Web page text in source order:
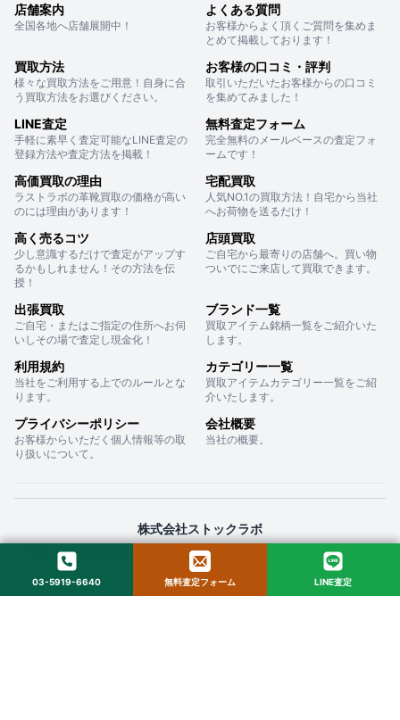
店舗案内
全国各地へ店舗展開中！
よくある質問
お客様からよく頂くご質問を集めま
とめて掲載しております！
買取方法
様々な買取方法をご用意！自身に合
う買取方法をお選びください。
お客様の口コミ・評判
取引いただいたお客様からの口コミ
を集めてみました！
LINE査定
手軽に素早く査定可能なLINE査定の
登録方法や査定方法を掲載！
無料査定フォーム
完全無料のメールベースの査定フォ
ームです！
高価買取の理由
ラストラボの革靴買取の価格が高い
のには理由があります！
宅配買取
人気NO.1の買取方法！自宅から当社
へお荷物を送るだけ！
高く売るコツ
少し意識するだけで査定がアップす
るかもしれません！その方法を伝
授！
店頭買取
ご自宅から最寄りの店舗へ。買い物
ついでにご来店して買取できます。
出張買取
ご自宅・またはご指定の住所へお伺
いしその場で査定し現金化！
ブランド一覧
買取アイテム銘柄一覧をご紹介いた
します。
利用規約
当社をご利用する上でのルールとな
ります。
カテゴリー一覧
買取アイテムカテゴリー一覧をご紹
介いたします。
プライバシーポリシー
お客様からいただく個人情報等の取
り扱いについて。
会社概要
当社の概要。
株式会社ストックラボ
〒160-0022 東京都新宿区新宿２丁目１２−１６ セントフォービル ２０３
© 2025 StockLab. All Rights Reserved.
03-5919-6640 無料査定フォーム LINE査定